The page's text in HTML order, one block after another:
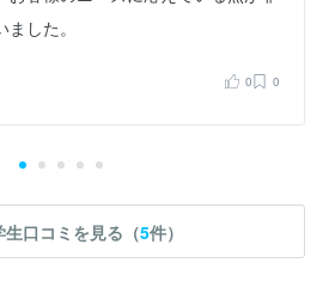
した。
0 0
生口コミを見る（5件）